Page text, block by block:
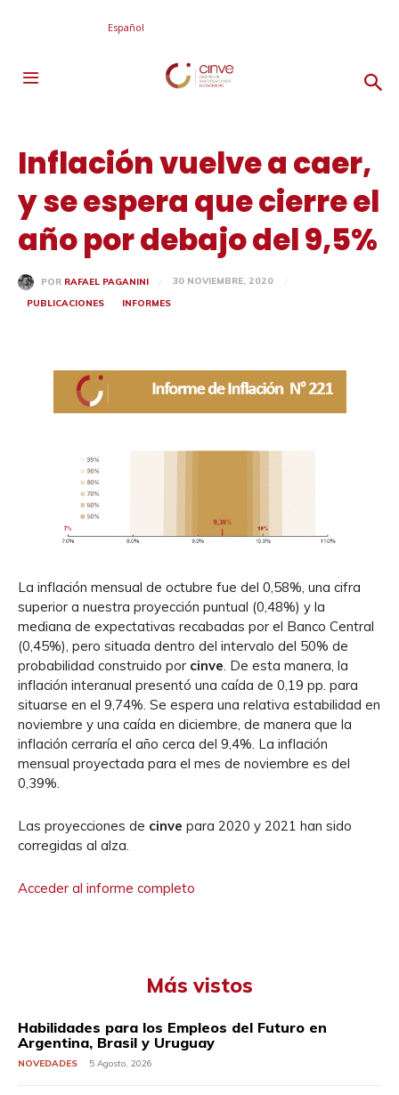
Español
Inflación vuelve a caer,
y se espera que cierre el
año por debajo del 9,5%
POR RAFAEL PAGANINI
30 NOVIEMBRE, 2020
PUBLICACIONES
INFORMES
La inflación mensual de octubre fue del 0,58%, una cifra
superior a nuestra proyección puntual (0,48%) y la
mediana de expectativas recabadas por el Banco Central
(0,45%), pero situada dentro del intervalo del 50% de
probabilidad construido por cinve. De esta manera, la
inflación interanual presentó una caída de 0,19 pp. para
situarse en el 9,74%. Se espera una relativa estabilidad en
noviembre y una caída en diciembre, de manera que la
inflación cerraría el año cerca del 9,4%. La inflación
mensual proyectada para el mes de noviembre es del
0,39%.
Las proyecciones de cinve para 2020 y 2021 han sido
corregidas al alza.
Acceder al informe completo
Más vistos
Habilidades para los Empleos del Futuro en
Argentina, Brasil y Uruguay
NOVEDADES 5 Agosto, 2026